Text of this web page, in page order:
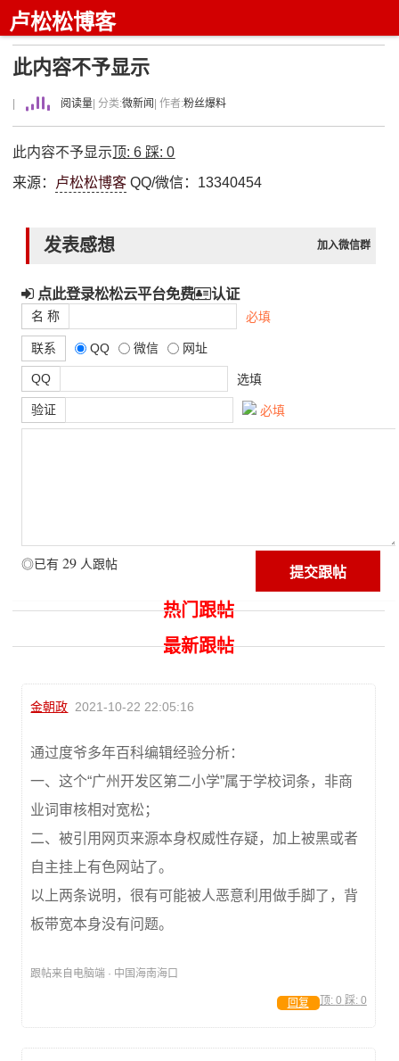
卢松松博客
此内容不予显示
阅读量 | 分类:微新闻 | 作者:粉丝爆料
此内容不予显示顶:6 踩:0
来源： 卢松松博客 QQ/微信：13340454
发表感想 加入微信群
点此登录松松云平台免费 认证
名 称 必填
联系 QQ 微信 网址
QQ 选填
验证 必填
◎已有 29 人跟帖
热门跟帖
最新跟帖
金朝政 2021-10-22 22:05:16
通过度爷多年百科编辑经验分析：
一、这个“广州开发区第二小学”属于学校词条，非商
业词审核相对宽松；
二、被引用网页来源本身权威性存疑，加上被黑或者
自主挂上有色网站了。
以上两条说明，很有可能被人恶意利用做手脚了，背
板带宽本身没有问题。
跟帖来自电脑端 · 中国海南海口
顶: 0 踩: 0
回复